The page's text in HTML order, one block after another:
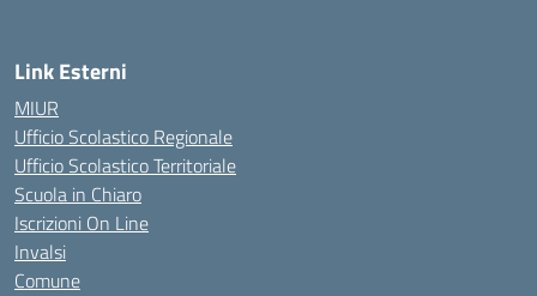
Link Esterni
MIUR
Ufficio Scolastico Regionale
Ufficio Scolastico Territoriale
Scuola in Chiaro
Iscrizioni On Line
Invalsi
Comune